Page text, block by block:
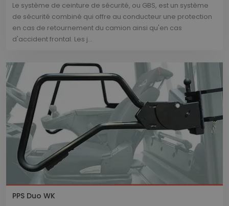
Le système de ceinture de sécurité, ou GBS, est un système
de sécurité combiné qui offre au conducteur une protection
en cas de retournement du camion ainsi qu'en cas
d'accident frontal. Les j...
PPS Duo WK